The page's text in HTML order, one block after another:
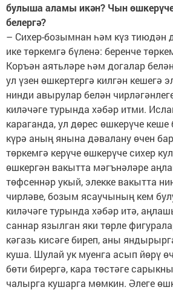
булыша аламы икән? Чын
белергә?
– Сихер-бозымнан һәм күз тиюдән
ике төркемгә бүленә: беренче
Коръән аятьләре һәм догалар
ул үзен өшкертергә килгән кешегә
нинди авырулар белән
киләчәге турында хәбәр итми.
караганда, ул дөрес өшкерүче
күрә аның янына дәвалану өчен
төркемгә керүче өшкерүче сихер
өшкергән вакытта мәгънәләре
төфсеннәр укый, элекке вакытта
чирләве, бозым ясаучының кем
киләчәге турында хәбәр итә,
саннар язылган яки төрле
кәгазь кисәге биреп, аны
куша. Шулай ук муенга асып йөрү
бөти бирергә, кара төстәге
чалырга кушарга мөмкин. Әлеге